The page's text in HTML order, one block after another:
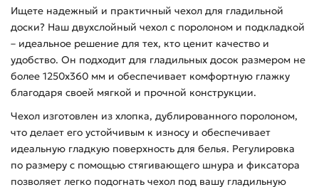
Ищете надежный и практичный чехол для гладильной
доски? Наш двухслойный чехол с поролоном и подкладкой
– идеальное решение для тех, кто ценит качество и
удобство. Он подходит для гладильных досок размером не
более 1250х360 мм и обеспечивает комфортную глажку
благодаря своей мягкой и прочной конструкции.
Чехол изготовлен из хлопка, дублированного поролоном,
что делает его устойчивым к износу и обеспечивает
идеальную гладкую поверхность для белья. Регулировка
по размеру с помощью стягивающего шнура и фиксатора
позволяет легко подогнать чехол под вашу гладильную